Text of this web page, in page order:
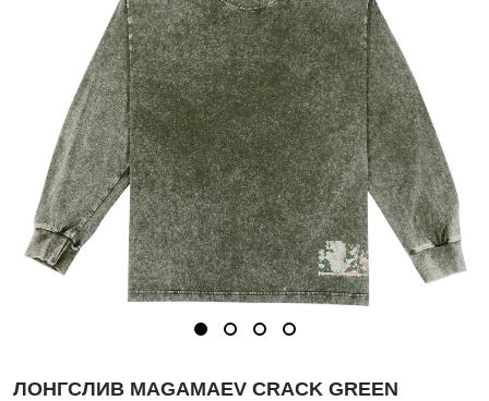
ЛОНГСЛИВ MAGAMAEV CRACK GREEN